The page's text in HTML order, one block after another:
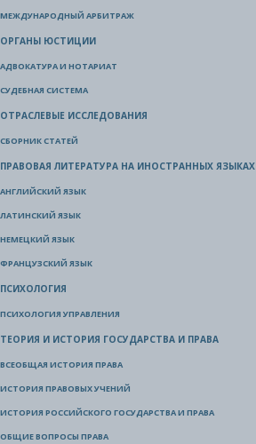
МЕЖДУНАРОДНЫЙ АРБИТРАЖ
ОРГАНЫ ЮСТИЦИИ
АДВОКАТУРА И НОТАРИАТ
СУДЕБНАЯ СИСТЕМА
ОТРАСЛЕВЫЕ ИССЛЕДОВАНИЯ
СБОРНИК СТАТЕЙ
ПРАВОВАЯ ЛИТЕРАТУРА НА ИНОСТРАННЫХ ЯЗЫКАХ
АНГЛИЙСКИЙ ЯЗЫК
ЛАТИНСКИЙ ЯЗЫК
НЕМЕЦКИЙ ЯЗЫК
ФРАНЦУЗСКИЙ ЯЗЫК
ПСИХОЛОГИЯ
ПСИХОЛОГИЯ УПРАВЛЕНИЯ
ТЕОРИЯ И ИСТОРИЯ ГОСУДАРСТВА И ПРАВА
ВСЕОБЩАЯ ИСТОРИЯ ПРАВА
ИСТОРИЯ ПРАВОВЫХ УЧЕНИЙ
ИСТОРИЯ РОССИЙСКОГО ГОСУДАРСТВА И ПРАВА
ОБЩИЕ ВОПРОСЫ ПРАВА